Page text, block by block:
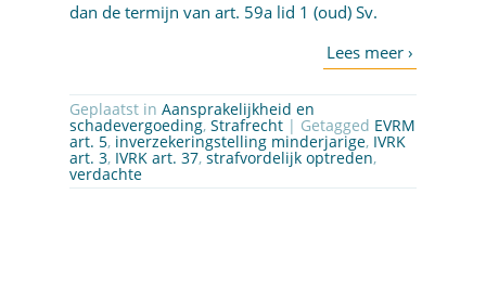
dan de termijn van art. 59a lid 1 (oud) Sv.
Geplaatst in Aansprakelijkheid en
schadevergoeding, Strafrecht | Getagged EVRM
art. 5, inverzekeringstelling minderjarige, IVRK
art. 3, IVRK art. 37, strafvordelijk optreden,
verdachte